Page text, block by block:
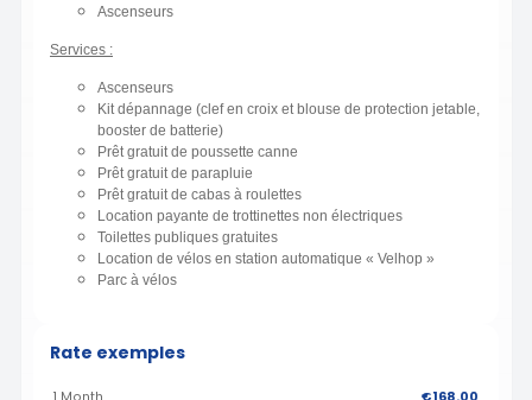
Ascenseurs
Services :
Ascenseurs
Kit dépannage (clef en croix et blouse de protection jetable,
booster de batterie)
Prêt gratuit de poussette canne
Prêt gratuit de parapluie
Prêt gratuit de cabas à roulettes
Location payante de trottinettes non électriques
Toilettes publiques gratuites
Location de vélos en station automatique « Velhop »
Parc à vélos
Rate exemples